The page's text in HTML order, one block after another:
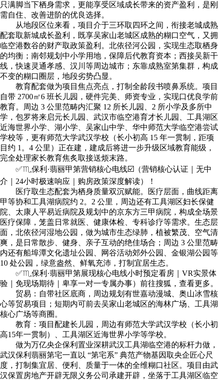
只满脚当下栖身需求，更能享受区域成长带来的资产盈利，是刚
需自住、改善进阶的优良选择。
从地段区位来看，项目介于三环取四环之间，衔接老城成熟
配套取新城成长盈利，既享吴家山老城区成熟的糊口空气，又拥
临空港数谷的财产取政策盈利。北依径河公园，实现生态取栖身
的均衡；南邻规划中小学用地，保障后代教育资本；西接吴新干
线，快速灵通孝感、汉川等周边城市；东靠成熟室第集群，构成
不变的糊口圈层，地段劣势凸显。
教育配套做为项目焦点亮点，打制全龄段书喷鼻系统。项目
自带 2700㎡6 班长儿园，硬件完美、师资专业，实现口优良学前
教育。周边 3 公里范畴内汇聚 12 所长儿园、2 所小学及多所中
学，包罗将来启元长儿园、武汉市临空港育才长儿园、工具湖区
近海世界小学、湖小学、吴家山中学、华中师范大学临空港尝试
学校等，更有师范大学武汉学校（长小初高 15 年一贯制，距项
目约 1。4 公里）正在建，建成后将进一步升级区域教育能级，
完全处理家长教育焦炙取接送烦末路。
✅♏️保利·翡丽甲第营销核心电线☑️（营销核心认证｜无中
介｜24小时极速响应｜购房政策深度解读）！
医疗取生态配套为栖身质量双沉赋能。医疗层面，曲线距离
甲等协和工具湖病院约 2。2 公里，周边还有工具湖区妇长保健
院、太康人平易近病院及规划中的京东方三甲病院，构成全场景
医疗保障，笼盖日常就医、健康体检、专科诊疗等需求。生态层
面，北依径河湿地公园，做为城市生态绿肺，植被繁茂、空气清
爽，是日常散步、健身、亲子互动的绝佳场合；周边 3 公里范畴
内还有船埠潭文化遗址公园、网谷活动郊外公园、金银湖公园等
10 处公园，绿意盎然、鲜氧充沛，打制宜居生态。
✅♏️保利·翡丽甲第展现核心电线小时预定看房｜VR实景体
验｜免现场期待｜卑享一对一专属办事）前往搜狐，查看更多。
贸易：自带社区底商，周边规划有世嘉动漫城、奥山冰雪核
心等贸易项目；短期内可前去吴家山老城区的海林广场、工具湖
核心广场等商圈。
教育：项目配建长儿园，周边有师范大学武汉学校（长小初
高15年一贯制）、工具湖区近海世界小学等学校。
做为万亿央企保利置业深耕武汉工具湖临空港的标杆力做，
武汉保利翡丽第宅一直以 “第宅系” 典范产物基因取央企匠心尺
度，打制集宜居、便利、质量于一体的全维糊口社区。项目由武
汉保置房地产开辟无限义务公司承建开辟，坐落于工具湖区临空